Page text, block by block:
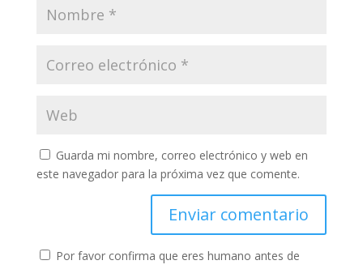
Guarda mi nombre, correo electrónico y web en
este navegador para la próxima vez que comente.
Por favor confirma que eres humano antes de